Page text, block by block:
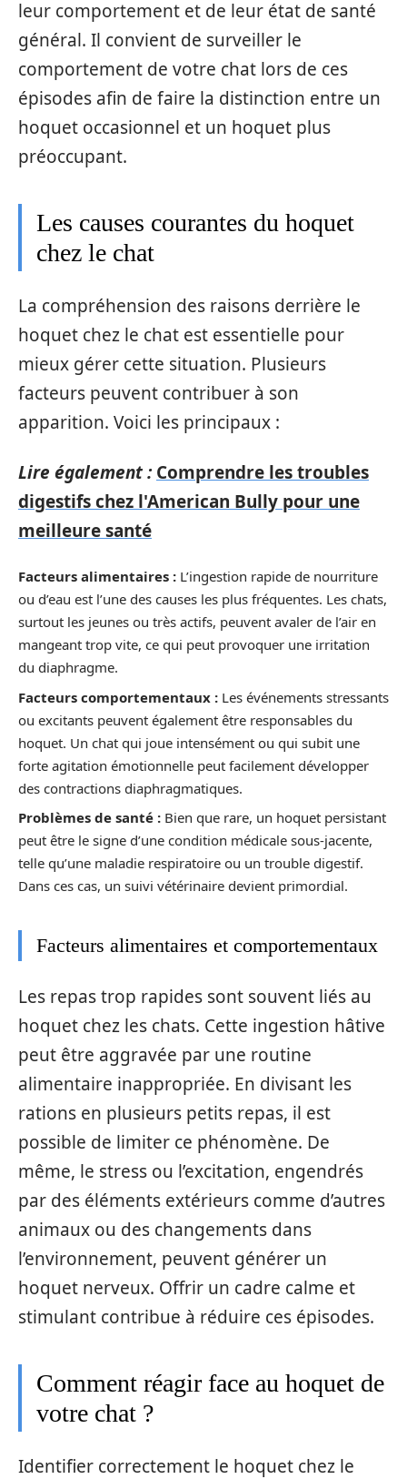
leur comportement et de leur état de santé
général. Il convient de surveiller le
comportement de votre chat lors de ces
épisodes afin de faire la distinction entre un
hoquet occasionnel et un hoquet plus
préoccupant.
Les causes courantes du hoquet
chez le chat
La compréhension des raisons derrière le
hoquet chez le chat est essentielle pour
mieux gérer cette situation. Plusieurs
facteurs peuvent contribuer à son
apparition. Voici les principaux :
Lire également : Comprendre les troubles
digestifs chez l'American Bully pour une
meilleure santé
Facteurs alimentaires : L’ingestion rapide de nourriture
ou d’eau est l’une des causes les plus fréquentes. Les chats,
surtout les jeunes ou très actifs, peuvent avaler de l’air en
mangeant trop vite, ce qui peut provoquer une irritation
du diaphragme.
Facteurs comportementaux : Les événements stressants
ou excitants peuvent également être responsables du
hoquet. Un chat qui joue intensément ou qui subit une
forte agitation émotionnelle peut facilement développer
des contractions diaphragmatiques.
Problèmes de santé : Bien que rare, un hoquet persistant
peut être le signe d’une condition médicale sous-jacente,
telle qu’une maladie respiratoire ou un trouble digestif.
Dans ces cas, un suivi vétérinaire devient primordial.
Facteurs alimentaires et comportementaux
Les repas trop rapides sont souvent liés au
hoquet chez les chats. Cette ingestion hâtive
peut être aggravée par une routine
alimentaire inappropriée. En divisant les
rations en plusieurs petits repas, il est
possible de limiter ce phénomène. De
même, le stress ou l’excitation, engendrés
par des éléments extérieurs comme d’autres
animaux ou des changements dans
l’environnement, peuvent générer un
hoquet nerveux. Offrir un cadre calme et
stimulant contribue à réduire ces épisodes.
Comment réagir face au hoquet de
votre chat ?
Identifier correctement le hoquet chez le